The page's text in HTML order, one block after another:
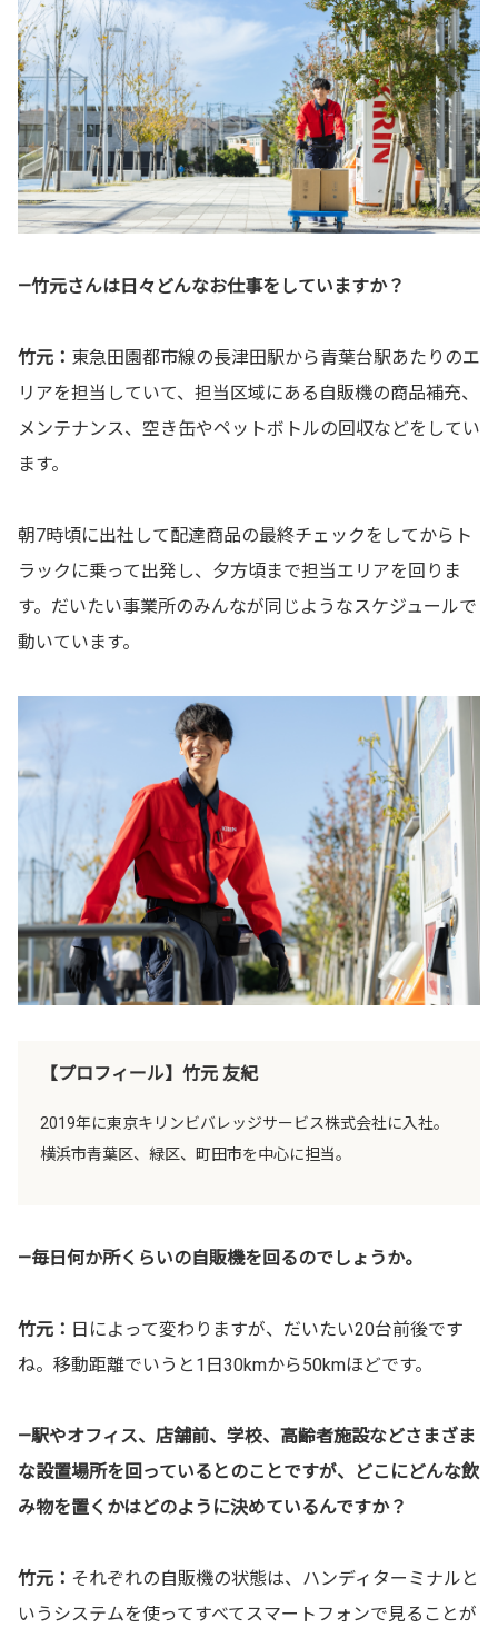
—竹元さんは日々どんなお仕事をしていますか？
竹元： 東急田園都市線の長津田駅から青葉台駅あたりのエ
リアを担当していて、担当区域にある自販機の商品補充、
メンテナンス、空き缶やペットボトルの回収などをしてい
ます。
朝7時頃に出社して配達商品の最終チェックをしてからト
ラックに乗って出発し、夕方頃まで担当エリアを回りま
す。だいたい事業所のみんなが同じようなスケジュールで
動いています。
【プロフィール】竹元 友紀
2019年に東京キリンビバレッジサービス株式会社に入社。
横浜市青葉区、緑区、町田市を中心に担当。
—毎日何か所くらいの自販機を回るのでしょうか。
竹元： 日によって変わりますが、だいたい20台前後です
ね。移動距離でいうと1日30kmから50kmほどです。
—駅やオフィス、店舗前、学校、高齢者施設などさまざま
な設置場所を回っているとのことですが、どこにどんな飲
み物を置くかはどのように決めているんですか？
竹元： それぞれの自販機の状態は、ハンディターミナルと
いうシステムを使ってすべてスマートフォンで見ることが